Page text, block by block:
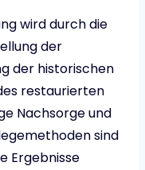
wird durch die
der
der historischen
restaurierten
Nachsorge und
sind
Ergebnisse